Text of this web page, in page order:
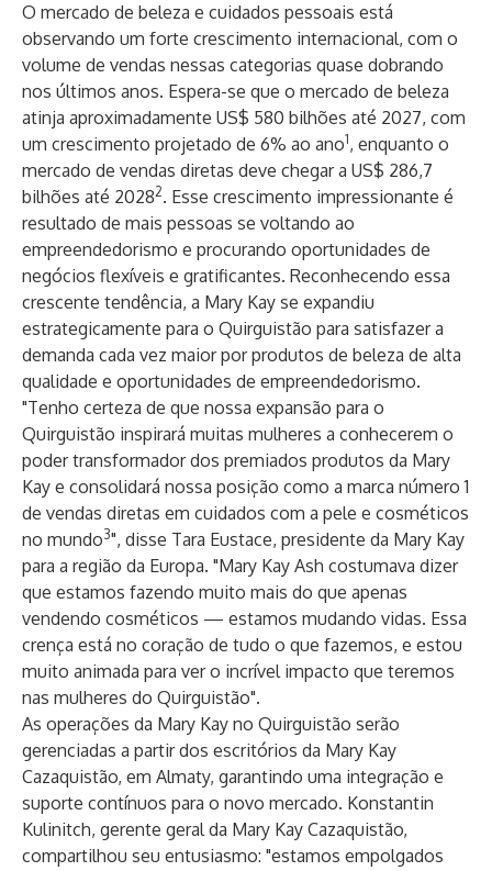
O mercado de beleza e cuidados pessoais está
observando um forte crescimento internacional, com o
volume de vendas nessas categorias quase dobrando
nos últimos anos. Espera-se que o mercado de beleza
atinja aproximadamente US$ 580 bilhões até 2027, com
um crescimento projetado de 6% ao ano1, enquanto o
mercado de vendas diretas deve chegar a US$ 286,7
bilhões até 20282. Esse crescimento impressionante é
resultado de mais pessoas se voltando ao
empreendedorismo e procurando oportunidades de
negócios flexíveis e gratificantes. Reconhecendo essa
crescente tendência, a Mary Kay se expandiu
estrategicamente para o Quirguistão para satisfazer a
demanda cada vez maior por produtos de beleza de alta
qualidade e oportunidades de empreendedorismo.
"Tenho certeza de que nossa expansão para o
Quirguistão inspirará muitas mulheres a conhecerem o
poder transformador dos premiados produtos da Mary
Kay e consolidará nossa posição como a marca número 1
de vendas diretas em cuidados com a pele e cosméticos
no mundo3", disse Tara Eustace, presidente da Mary Kay
para a região da Europa. "Mary Kay Ash costumava dizer
que estamos fazendo muito mais do que apenas
vendendo cosméticos — estamos mudando vidas. Essa
crença está no coração de tudo o que fazemos, e estou
muito animada para ver o incrível impacto que teremos
nas mulheres do Quirguistão".
As operações da Mary Kay no Quirguistão serão
gerenciadas a partir dos escritórios da Mary Kay
Cazaquistão, em Almaty, garantindo uma integração e
suporte contínuos para o novo mercado. Konstantin
Kulinitch, gerente geral da Mary Kay Cazaquistão,
compartilhou seu entusiasmo: "estamos empolgados